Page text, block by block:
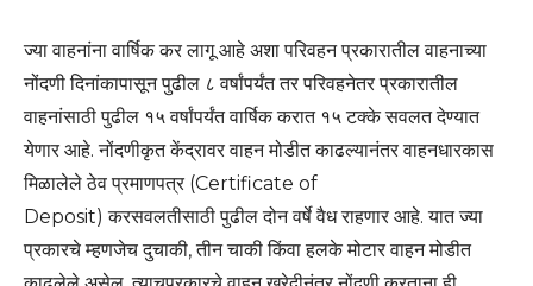
ज्या वाहनांना वार्षिक कर लागू आहे अशा परिवहन प्रकारातील वाहनाच्या
नोंदणी दिनांकापासून पुढील ८ वर्षांपर्यंत तर परिवहनेतर प्रकारातील
वाहनांसाठी पुढील १५ वर्षांपर्यंत वार्षिक करात १५ टक्के सवलत देण्यात
येणार आहे. नोंदणीकृत केंद्रावर वाहन मोडीत काढल्यानंतर वाहनधारकास
मिळालेले ठेव प्रमाणपत्र (Certificate of
Deposit) करसवलतीसाठी पुढील दोन वर्षे वैध राहणार आहे. यात ज्या
प्रकारचे म्हणजेच दुचाकी, तीन चाकी किंवा हलके मोटार वाहन मोडीत